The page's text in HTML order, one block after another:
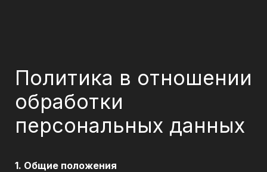
Политика в отношении
обработки
персональных данных
1. Общие положения